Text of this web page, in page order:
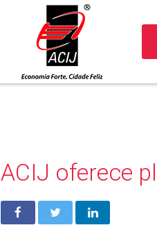
ACIJ oferece